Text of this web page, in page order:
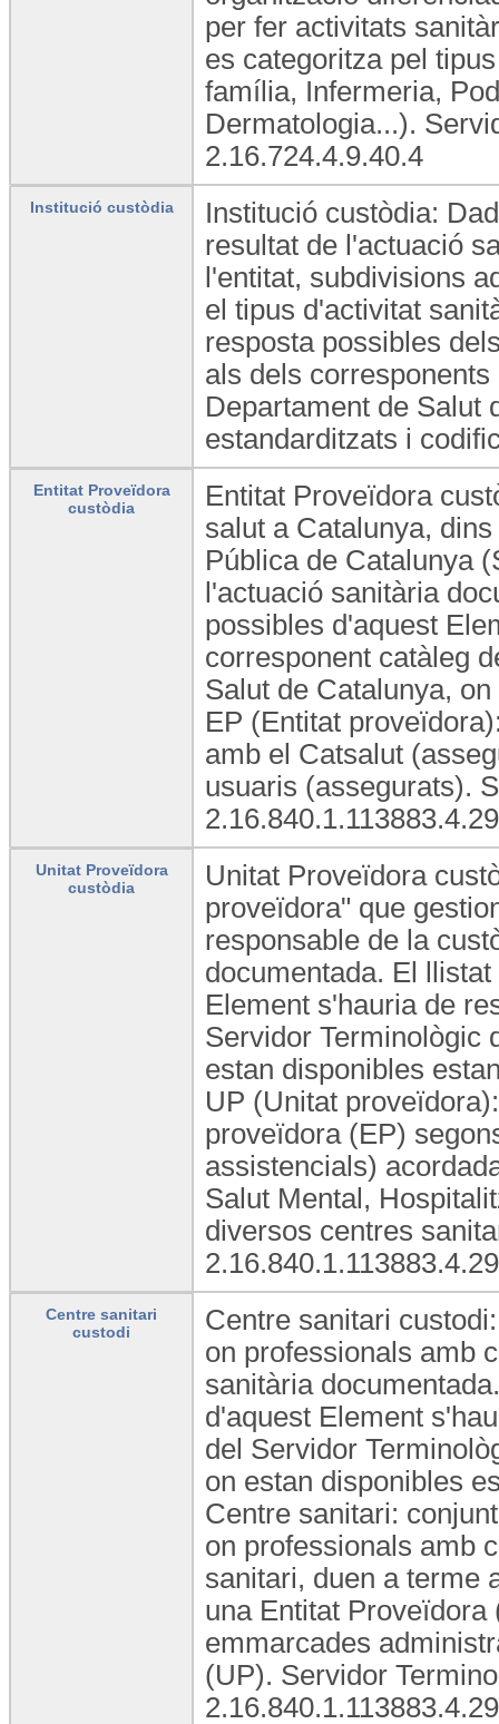
per fer activitats
es categoritza pel
família, Infermeria,
Dermatologia...).
2.16.724.4.9.40.4
Institució custòdia
Institució custòdia:
resultat de l'actuació
l'entitat, subdivisions
el tipus d'activitat
resposta possibles
als dels
Departament de Salut
estandarditzats i
Entitat Proveïdora
custòdia
Entitat Proveïdora
salut a Catalunya,
Pública de Catalunya
l'actuació sanitària
possibles d'aquest
corresponent catàleg
Salut de Catalunya,
EP (Entitat
amb el Catsalut
usuaris (assegurats).
Unitat Proveïdora
custòdia
Unitat Proveïdora
proveïdora" que
responsable de la
documentada. El
Element s'hauria de
Servidor Terminològic
estan disponibles
UP (Unitat
proveïdora (EP)
assistencials)
Salut Mental,
diversos centres
Centre sanitari
custodi
Centre sanitari
on professionals amb
sanitària
d'aquest Element
del Servidor
on estan disponibles
Centre sanitari:
on professionals amb
sanitari, duen a terme
una Entitat
emmarcades
(UP). Servidor